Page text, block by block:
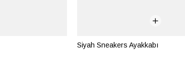
Siyah Sneakers Ayakkabı